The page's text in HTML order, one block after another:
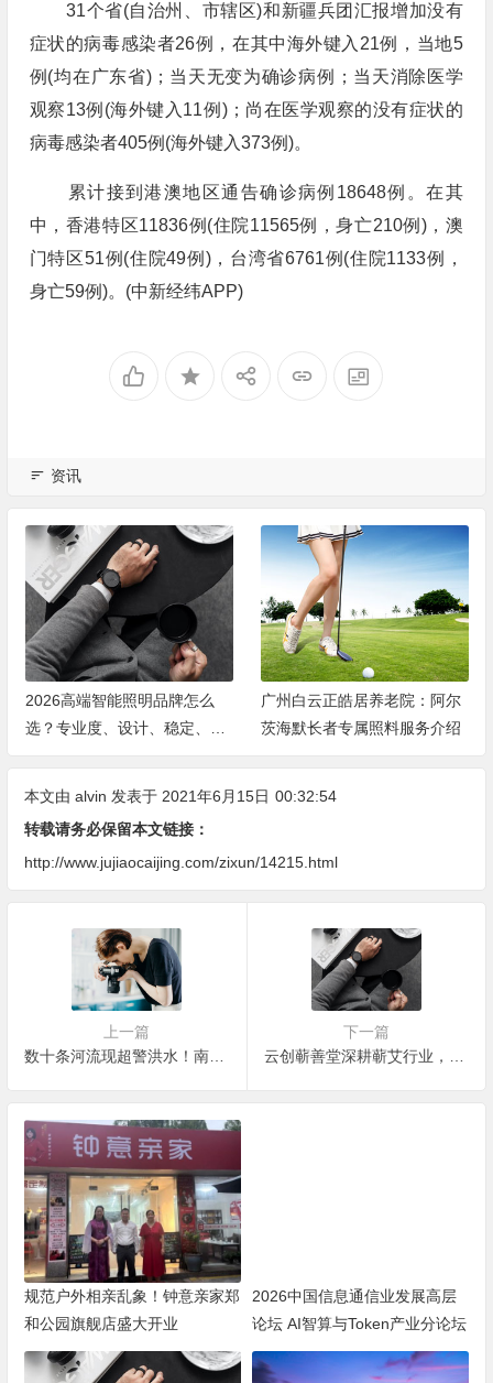
31个省(自治州、市辖区)和新疆兵团汇报增加没有
症状的病毒感染者26例，在其中海外键入21例，当地5
例(均在广东省)；当天无变为确诊病例；当天消除医学
观察13例(海外键入11例)；尚在医学观察的没有症状的
病毒感染者405例(海外键入373例)。
累计接到港澳地区通告确诊病例18648例。在其
中，香港特区11836例(住院11565例，身亡210例)，澳
门特区51例(住院49例)，台湾省6761例(住院1133例，
身亡59例)。(中新经纬APP)
资讯
2026高端智能照明品牌怎么
选？专业度、设计、稳定、服
务四大维度深度盘点
广州白云正皓居养老院：阿尔
茨海默长者专属照料服务介绍
本文由 alvin 发表于 2021年6月15日 00:32:54
转载请务必保留本文链接：
http://www.jujiaocaijing.com/zixun/14215.html
上一篇
数十条河流现超警洪水！南方的暴雨还要下多久？
下一篇
规范户外相亲乱象！钟意亲家郑
和公园旗舰店盛大开业
2026中国信息通信业发展高层
论坛 AI智算与Token产业分论坛
顺利举办